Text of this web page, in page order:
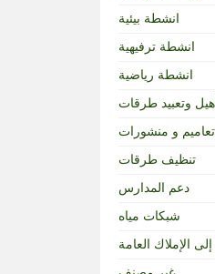
انشطة بيئية
انشطة ترفيهية
انشطة رياضية
وتعبيد طرقات
تعاميم و منشورات
تنظيف طرقات
دعم المدارس
شبكات مياه
الإملاك العامة